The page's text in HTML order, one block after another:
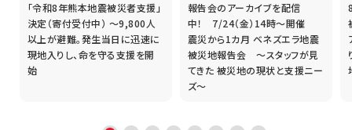
「令和8年熊本地震被災者支援」
決定（寄付受付中） ～9,800人
以上が避難。発生当日に迅速に
現地入りし、命を守る支援を開
始
報告会のアーカイブを配信
中！ 7/24（金）14時～開催
震災から1カ月 ベネズエラ地震
被災地報告会 ～スタッフが見
てきた 被災地の現状と支援ニー
ズ～